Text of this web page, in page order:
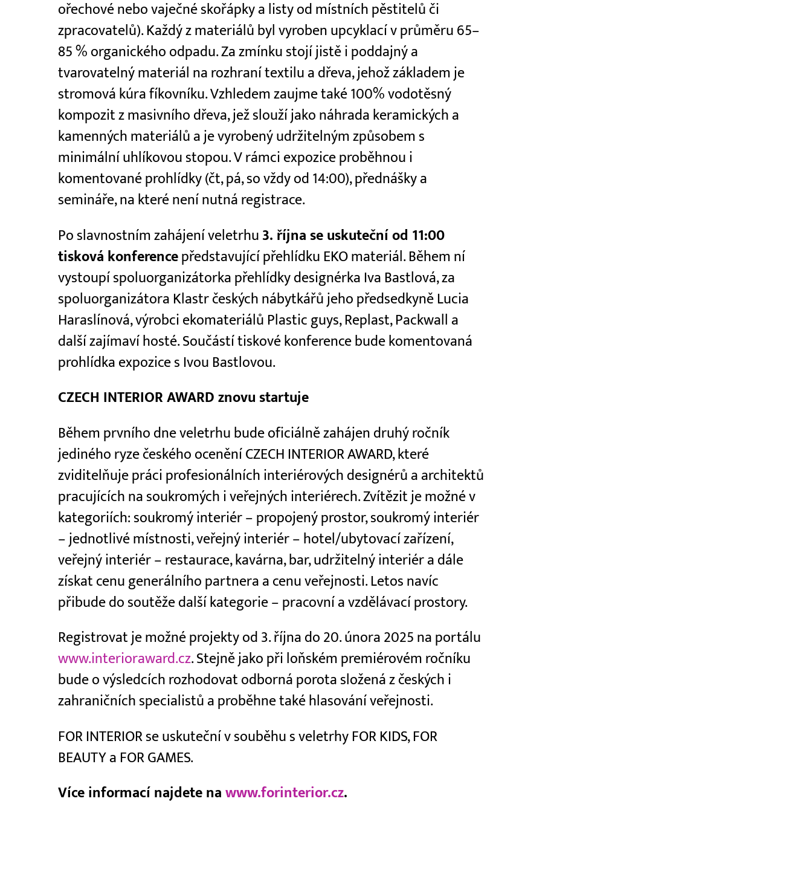
ořechové nebo vaječné skořápky a listy od místních pěstitelů či
zpracovatelů). Každý z materiálů byl vyroben upcyklací v průměru 65–
85 % organického odpadu. Za zmínku stojí jistě i poddajný a
tvarovatelný materiál na rozhraní textilu a dřeva, jehož základem je
stromová kúra fíkovníku. Vzhledem zaujme také 100% vodotěsný
kompozit z masivního dřeva, jež slouží jako náhrada keramických a
kamenných materiálů a je vyrobený udržitelným způsobem s
minimální uhlíkovou stopou. V rámci expozice proběhnou i
komentované prohlídky (čt, pá, so vždy od 14:00), přednášky a
semináře, na které není nutná registrace.
Po slavnostním zahájení veletrhu 3. října se uskuteční od 11:00
tisková konference představující přehlídku EKO materiál. Během ní
vystoupí spoluorganizátorka přehlídky designérka Iva Bastlová, za
spoluorganizátora Klastr českých nábytkářů jeho předsedkyně Lucia
Haraslínová, výrobci ekomateriálů Plastic guys, Replast, Packwall a
další zajímaví hosté. Součástí tiskové konference bude komentovaná
prohlídka expozice s Ivou Bastlovou.
CZECH INTERIOR AWARD znovu startuje
Během prvního dne veletrhu bude oficiálně zahájen druhý ročník
jediného ryze českého ocenění CZECH INTERIOR AWARD, které
zviditelňuje práci profesionálních interiérových designérů a architektů
pracujících na soukromých i veřejných interiérech. Zvítězit je možné v
kategoriích: soukromý interiér – propojený prostor, soukromý interiér
– jednotlivé místnosti, veřejný interiér – hotel/ubytovací zařízení,
veřejný interiér – restaurace, kavárna, bar, udržitelný interiér a dále
získat cenu generálního partnera a cenu veřejnosti. Letos navíc
přibude do soutěže další kategorie – pracovní a vzdělávací prostory.
Registrovat je možné projekty od 3. října do 20. února 2025 na portálu
www.interioraward.cz. Stejně jako při loňském premiérovém ročníku
bude o výsledcích rozhodovat odborná porota složená z českých i
zahraničních specialistů a proběhne také hlasování veřejnosti.
FOR INTERIOR se uskuteční v souběhu s veletrhy FOR KIDS, FOR
BEAUTY a FOR GAMES.
Více informací najdete nawww.forinterior.cz.